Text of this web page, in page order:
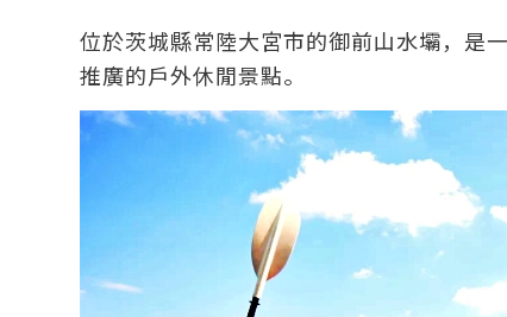
位於茨城縣常陸大宮市的御前山水壩，是
推廣的戶外休閒景點。